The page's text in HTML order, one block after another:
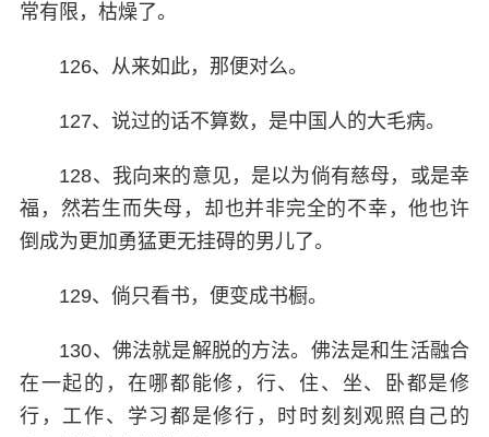
常有限，枯燥了。
126、从来如此，那便对么。
127、说过的话不算数，是中国人的大毛病。
128、我向来的意见，是以为倘有慈母，或是幸
福，然若生而失母，却也并非完全的不幸，他也许
倒成为更加勇猛更无挂碍的男儿了。
129、倘只看书，便变成书橱。
130、佛法就是解脱的方法。佛法是和生活融合
在一起的，在哪都能修，行、住、坐、卧都是修
行，工作、学习都是修行，时时刻刻观照自己的